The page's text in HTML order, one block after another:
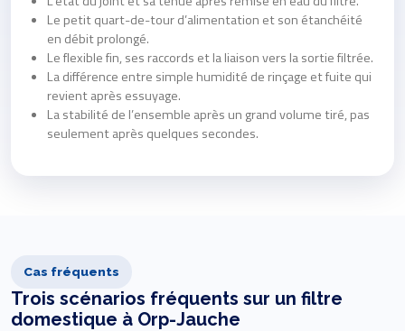
Le petit quart-de-tour d’alimentation et son étanchéité
en débit prolongé.
Le flexible fin, ses raccords et la liaison vers la sortie filtrée.
La différence entre simple humidité de rinçage et fuite qui
revient après essuyage.
La stabilité de l’ensemble après un grand volume tiré, pas
seulement après quelques secondes.
Cas fréquents
Trois scénarios fréquents sur un filtre
domestique à Orp-Jauche